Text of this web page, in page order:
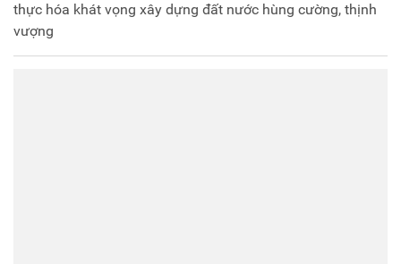
thực hóa khát vọng xây dựng đất nước hùng cường, thịnh
vượng